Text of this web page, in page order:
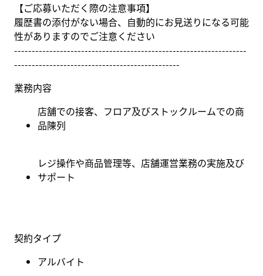
【ご応募いただく際の注意事項】
履歴書の添付がない場合、自動的にお見送りになる可能
性がありますのでご注意ください
------------------------------------------------------------------
-----------------------------------------------
業務内容
店舗での接客、フロア及びストックルームでの商
品陳列
レジ操作や商品管理等、店舗運営業務の実施及び
サポート
契約タイプ
アルバイト